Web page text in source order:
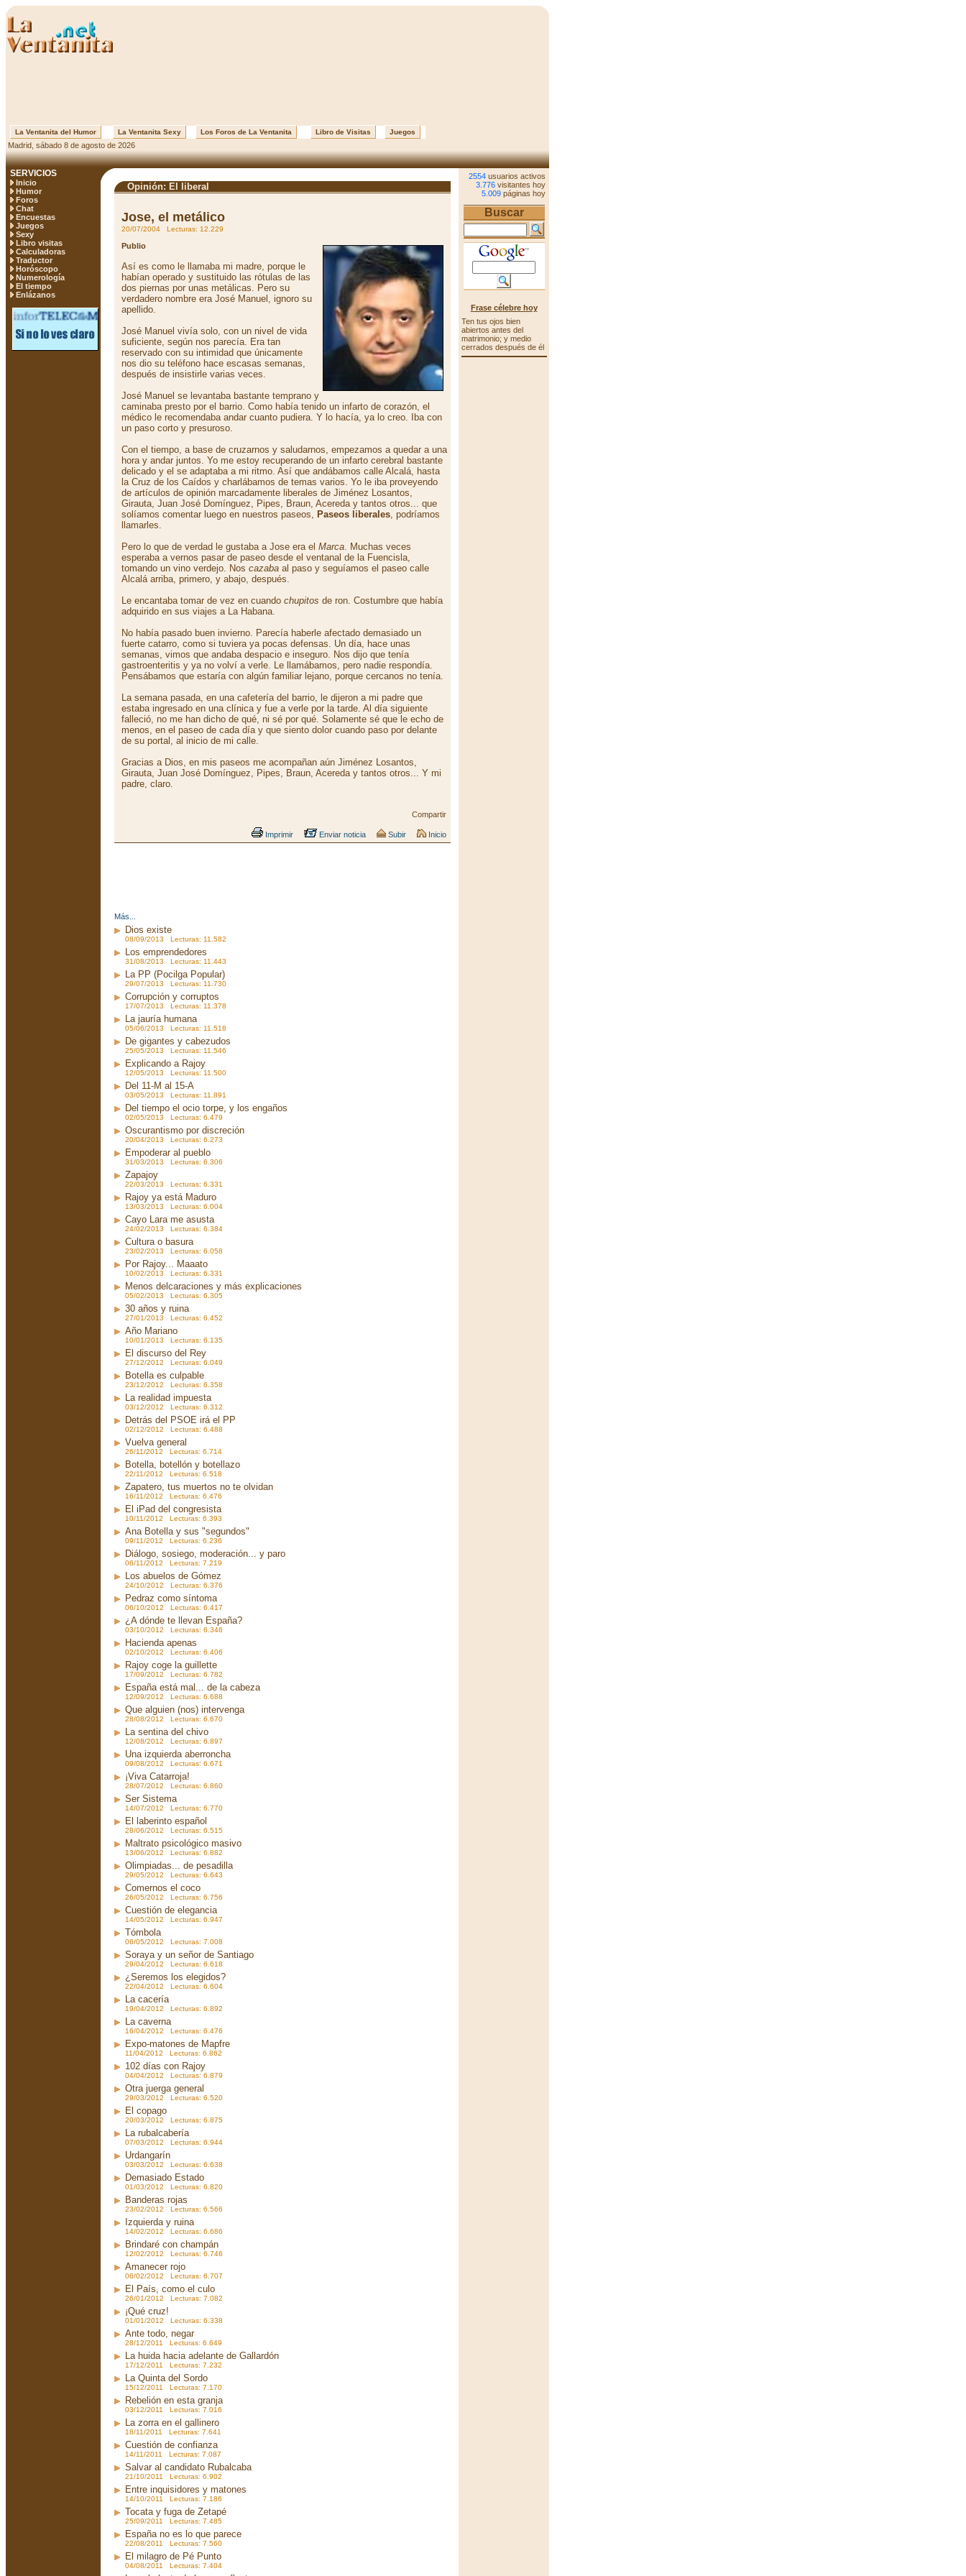
La Ventanita del Humor La Ventanita Sexy Los Foros de La Ventanita Libro de Visitas Juegos
Madrid, sábado 8 de agosto de 2026
SERVICIOS
Inicio
Humor
Foros
Chat
Encuestas
Juegos
Sexy
Libro visitas
Calculadoras
Traductor
Horóscopo
Numerología
El tiempo
Enlázanos
Opinión: El liberal
Jose, el metálico
20/07/2004 Lecturas: 12.229
Publio
Así es como le llamaba mi madre, porque le
habían operado y sustituido las rótulas de las
dos piernas por unas metálicas. Pero su
verdadero nombre era José Manuel, ignoro su
apellido.
José Manuel vivía solo, con un nivel de vida
suficiente, según nos parecía. Era tan
reservado con su intimidad que únicamente
nos dio su teléfono hace escasas semanas,
después de insistirle varias veces.
José Manuel se levantaba bastante temprano y
caminaba presto por el barrio. Como había tenido un infarto de corazón, el
médico le recomendaba andar cuanto pudiera. Y lo hacía, ya lo creo. Iba con
un paso corto y presuroso.
Con el tiempo, a base de cruzarnos y saludarnos, empezamos a quedar a una
hora y andar juntos. Yo me estoy recuperando de un infarto cerebral bastante
delicado y el se adaptaba a mi ritmo. Así que andábamos calle Alcalá, hasta
la Cruz de los Caídos y charlábamos de temas varios. Yo le iba proveyendo
de artículos de opinión marcadamente liberales de Jiménez Losantos,
Girauta, Juan José Domínguez, Pipes, Braun, Acereda y tantos otros... que
solíamos comentar luego en nuestros paseos, Paseos liberales, podríamos
llamarles.
Pero lo que de verdad le gustaba a Jose era el Marca. Muchas veces
esperaba a vernos pasar de paseo desde el ventanal de la Fuencisla,
tomando un vino verdejo. Nos cazaba al paso y seguíamos el paseo calle
Alcalá arriba, primero, y abajo, después.
Le encantaba tomar de vez en cuando chupitos de ron. Costumbre que había
adquirido en sus viajes a La Habana.
No había pasado buen invierno. Parecía haberle afectado demasiado un
fuerte catarro, como si tuviera ya pocas defensas. Un día, hace unas
semanas, vimos que andaba despacio e inseguro. Nos dijo que tenía
gastroenteritis y ya no volví a verle. Le llamábamos, pero nadie respondía.
Pensábamos que estaría con algún familiar lejano, porque cercanos no tenía.
La semana pasada, en una cafetería del barrio, le dijeron a mi padre que
estaba ingresado en una clínica y fue a verle por la tarde. Al día siguiente
falleció, no me han dicho de qué, ni sé por qué. Solamente sé que le echo de
menos, en el paseo de cada día y que siento dolor cuando paso por delante
de su portal, al inicio de mi calle.
Gracias a Dios, en mis paseos me acompañan aún Jiménez Losantos,
Girauta, Juan José Domínguez, Pipes, Braun, Acereda y tantos otros... Y mi
padre, claro.
Compartir
Imprimir Enviar noticia Subir Inicio
Más...
Dios existe
08/09/2013 Lecturas: 11.582
Los emprendedores
31/08/2013 Lecturas: 11.443
La PP (Pocilga Popular)
29/07/2013 Lecturas: 11.730
Corrupción y corruptos
17/07/2013 Lecturas: 11.378
La jauría humana
05/06/2013 Lecturas: 11.518
De gigantes y cabezudos
25/05/2013 Lecturas: 11.546
Explicando a Rajoy
12/05/2013 Lecturas: 11.500
Del 11-M al 15-A
03/05/2013 Lecturas: 11.891
Del tiempo el ocio torpe, y los engaños
02/05/2013 Lecturas: 6.479
Oscurantismo por discreción
20/04/2013 Lecturas: 6.273
Empoderar al pueblo
31/03/2013 Lecturas: 6.306
Zapajoy
22/03/2013 Lecturas: 6.331
Rajoy ya está Maduro
13/03/2013 Lecturas: 6.004
Cayo Lara me asusta
24/02/2013 Lecturas: 6.384
Cultura o basura
23/02/2013 Lecturas: 6.058
Por Rajoy... Maaato
10/02/2013 Lecturas: 6.331
Menos delcaraciones y más explicaciones
05/02/2013 Lecturas: 6.305
30 años y ruina
27/01/2013 Lecturas: 6.452
Año Mariano
10/01/2013 Lecturas: 6.135
El discurso del Rey
27/12/2012 Lecturas: 6.049
Botella es culpable
23/12/2012 Lecturas: 6.358
La realidad impuesta
03/12/2012 Lecturas: 6.312
Detrás del PSOE irá el PP
02/12/2012 Lecturas: 6.488
Vuelva general
26/11/2012 Lecturas: 6.714
Botella, botellón y botellazo
22/11/2012 Lecturas: 6.518
Zapatero, tus muertos no te olvidan
16/11/2012 Lecturas: 6.476
El iPad del congresista
10/11/2012 Lecturas: 6.393
Ana Botella y sus "segundos"
09/11/2012 Lecturas: 6.236
Diálogo, sosiego, moderación... y paro
06/11/2012 Lecturas: 7.219
Los abuelos de Gómez
24/10/2012 Lecturas: 6.376
Pedraz como síntoma
06/10/2012 Lecturas: 6.417
¿A dónde te llevan España?
03/10/2012 Lecturas: 6.346
Hacienda apenas
02/10/2012 Lecturas: 6.406
Rajoy coge la guillette
17/09/2012 Lecturas: 6.782
España está mal... de la cabeza
12/09/2012 Lecturas: 6.688
Que alguien (nos) intervenga
28/08/2012 Lecturas: 6.670
La sentina del chivo
12/08/2012 Lecturas: 6.897
Una izquierda aberroncha
09/08/2012 Lecturas: 6.671
¡Viva Catarroja!
28/07/2012 Lecturas: 6.860
Ser Sistema
14/07/2012 Lecturas: 6.770
El laberinto español
28/06/2012 Lecturas: 6.515
Maltrato psicológico masivo
13/06/2012 Lecturas: 6.882
Olimpiadas... de pesadilla
29/05/2012 Lecturas: 6.643
Comernos el coco
26/05/2012 Lecturas: 6.756
Cuestión de elegancia
14/05/2012 Lecturas: 6.947
Tómbola
06/05/2012 Lecturas: 7.008
Soraya y un señor de Santiago
29/04/2012 Lecturas: 6.618
¿Seremos los elegidos?
22/04/2012 Lecturas: 6.604
La cacería
19/04/2012 Lecturas: 6.892
La caverna
16/04/2012 Lecturas: 6.476
Expo-matones de Mapfre
11/04/2012 Lecturas: 6.862
102 días con Rajoy
04/04/2012 Lecturas: 6.879
Otra juerga general
29/03/2012 Lecturas: 6.520
El copago
20/03/2012 Lecturas: 6.875
La rubalcabería
07/03/2012 Lecturas: 6.944
Urdangarín
03/03/2012 Lecturas: 6.638
Demasiado Estado
01/03/2012 Lecturas: 6.820
Banderas rojas
23/02/2012 Lecturas: 6.566
Izquierda y ruina
14/02/2012 Lecturas: 6.686
Brindaré con champán
12/02/2012 Lecturas: 6.746
Amanecer rojo
06/02/2012 Lecturas: 6.707
El País, como el culo
26/01/2012 Lecturas: 7.082
¡Qué cruz!
01/01/2012 Lecturas: 6.338
Ante todo, negar
28/12/2011 Lecturas: 6.649
La huida hacia adelante de Gallardón
17/12/2011 Lecturas: 7.232
La Quinta del Sordo
15/12/2011 Lecturas: 7.170
Rebelión en esta granja
03/12/2011 Lecturas: 7.016
La zorra en el gallinero
18/11/2011 Lecturas: 7.641
Cuestión de confianza
14/11/2011 Lecturas: 7.087
Salvar al candidato Rubalcaba
21/10/2011 Lecturas: 6.902
Entre inquisidores y matones
14/10/2011 Lecturas: 7.186
Tocata y fuga de Zetapé
25/09/2011 Lecturas: 7.485
España no es lo que parece
22/08/2011 Lecturas: 7.560
El milagro de Pé Punto
04/08/2011 Lecturas: 7.404
2554 usuarios activos
3.776 visitantes hoy
5.009 páginas hoy
Buscar
Frase célebre hoy
Ten tus ojos bien
abiertos antes del
matrimonio; y medio
cerrados después de él